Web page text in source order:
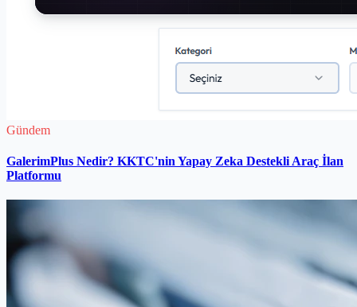
Gündem
GalerimPlus Nedir? KKTC'nin Yapay Zeka Destekli Araç İlan
Platformu